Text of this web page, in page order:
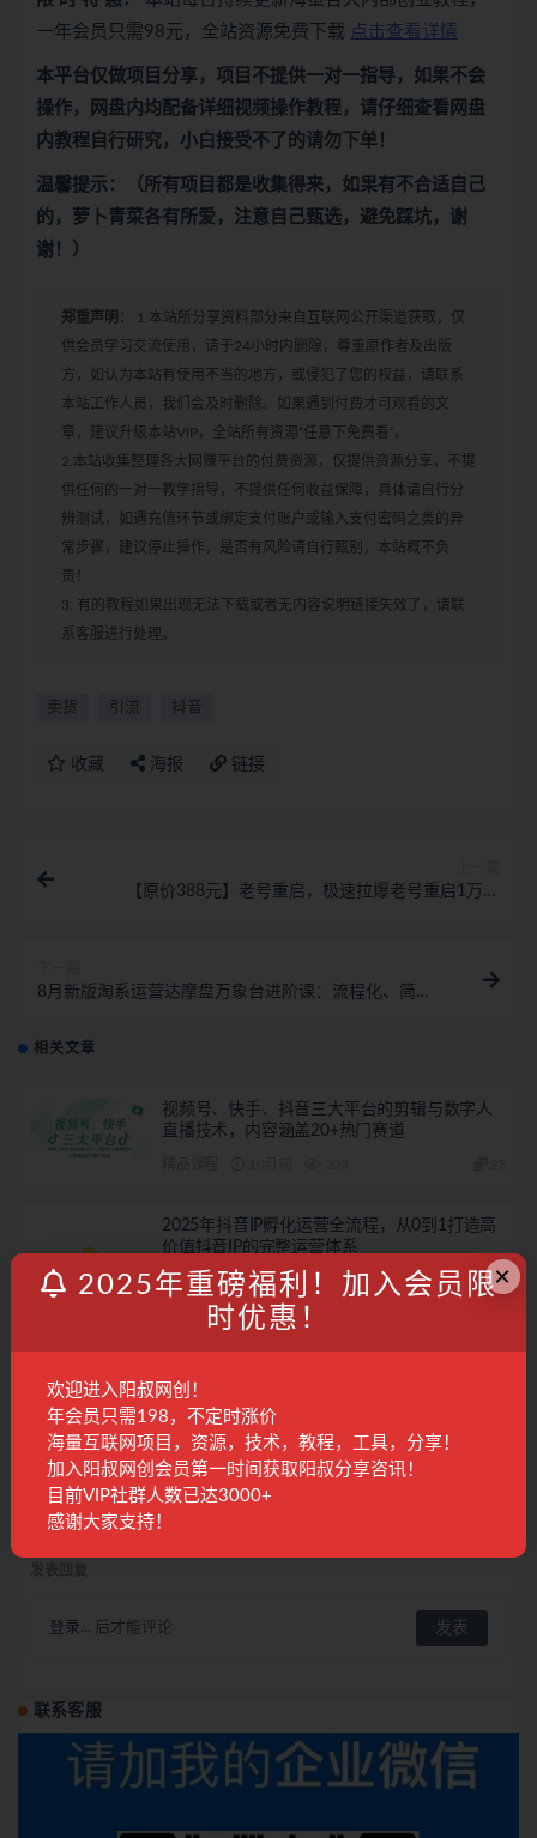
一年会员只需98元，全站资源免费下载 点击查看详情
本平台仅做项目分享，项目不提供一对一指导，如果不会
操作，网盘内均配备详细视频操作教程，请仔细查看网盘
内教程自行研究，小白接受不了的请勿下单！
温馨提示：（所有项目都是收集得来，如果有不合适自己
的，萝卜青菜各有所爱，注意自己甄选，避免踩坑，谢
谢！）
郑重声明：
1.本站所分享资料部分来自互联网公开渠道获取，仅
供会员学习交流使用，请于24小时内删除，尊重原作者及出版
方，如认为本站有使用不当的地方，或侵犯了您的权益，请联系
本站工作人员，我们会及时删除。如果遇到付费才可观看的文
章，建议升级本站VIP，全站所有资源“任意下免费看”。
2.本站收集整理各大网赚平台的付费资源，仅提供资源分享，不提
供任何的一对一教学指导，不提供任何收益保障，具体请自行分
辨测试，如遇充值环节或绑定支付账户或输入支付密码之类的异
常步骤，建议停止操作，是否有风险请自行甄别，本站概不负
责！
3. 有的教程如果出现无法下载或者无内容说明链接失效了，请联
系客服进行处理。
卖货 引流 抖音
收藏 海报 链接
【原价388元】老号重启，极速拉爆老号重启1万到
8月新版淘系运营达摩盘万象台进阶课：流程化、简单
相关文章
视频号、快手、抖音三大平台的剪辑与数字人
直播技术，内容涵盖20+热门赛道
2025年抖音IP孵化运营全流程，从0到1打造高
价值抖音IP的完整运营体系
精品课程 10月前 147 28
精品课程
小红书带货新玩法【9月课程】教你如何打造爆
款笔记，销量倍增（无水印）
登录... 后才能评论
联系客服
×
2025年重磅福利！加入会员限
时优惠！
欢迎进入阳叔网创！
年会员只需198，不定时涨价
海量互联网项目，资源，技术，教程，工具，分享！
加入阳叔网创会员第一时间获取阳叔分享咨讯！
目前VIP社群人数已达3000+
感谢大家支持！